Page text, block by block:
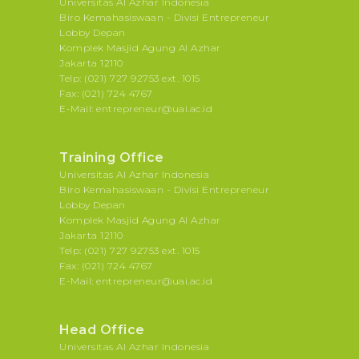
Biro Kemahasiswaan - Divisi Entrepreneur
Lobby Depan
Komplek Masjid Agung Al Azhar
Jakarta 12110
Telp: (021) 727 92753 ext. 1015
Fax: (021) 724 4767
E-Mail: entrepreneur@uai.ac.id
Training Office
Universitas Al Azhar Indonesia
Biro Kemahasiswaan - Divisi Entrepreneur
Lobby Depan
Komplek Masjid Agung Al Azhar
Jakarta 12110
Telp: (021) 727 92753 ext. 1015
Fax: (021) 724 4767
E-Mail: entrepreneur@uai.ac.id
Head Office
Universitas Al Azhar Indonesia